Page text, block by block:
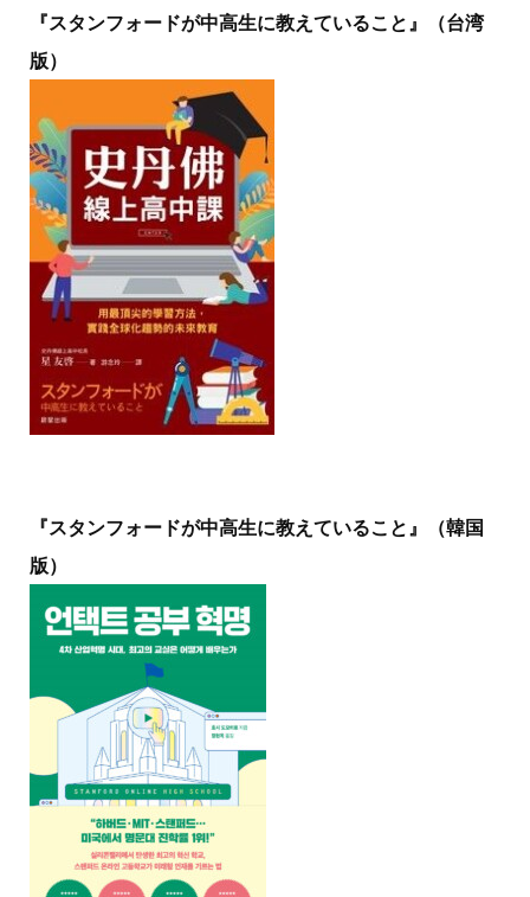
『スタンフォードが中高生に教えていること』（台湾
版）
『スタンフォードが中高生に教えていること』（韓国
版）